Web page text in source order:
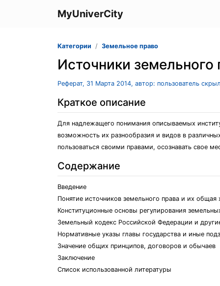
MyUniverCity
Категории Земельное право
Источники земельного
Реферат, 31 Марта 2014, автор: пользователь
Краткое описание
Для надлежащего понимания описываемых
возможность их разнообразия и видов в
пользоваться своими правами, осознавать свое
Содержание
Введение
Понятие источников земельного права и их общая
Конституционные основы регулирования
Земельный кодекс Российской Федерации и
Нормативные указы главы государства и иные
Значение общих принципов, договоров и обычаев
Заключение
Список использованной литературы